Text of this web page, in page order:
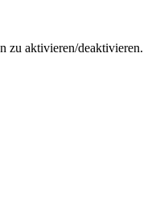
zu aktivieren/deaktivieren.